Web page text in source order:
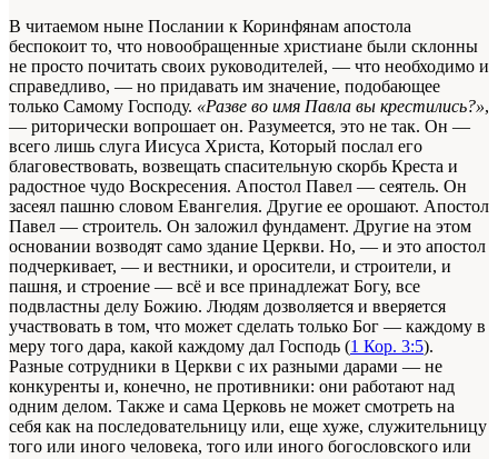
В читаемом ныне Послании к Коринфянам апостола
беспокоит то, что новообращенные христиане были склонны
не просто почитать своих руководителей, — что необходимо и
справедливо, — но придавать им значение, подобающее
только Самому Господу. «Разве во имя Павла вы крестились?»,
— риторически вопрошает он. Разумеется, это не так. Он —
всего лишь слуга Иисуса Христа, Который послал его
благовествовать, возвещать спасительную скорбь Креста и
радостное чудо Воскресения. Апостол Павел — сеятель. Он
засеял пашню словом Евангелия. Другие ее орошают. Апостол
Павел — строитель. Он заложил фундамент. Другие на этом
основании возводят само здание Церкви. Но, — и это апостол
подчеркивает, — и вестники, и оросители, и строители, и
пашня, и строение — всё и все принадлежат Богу, все
подвластны делу Божию. Людям дозволяется и вверяется
участвовать в том, что может сделать только Бог — каждому в
меру того дара, какой каждому дал Господь (1 Кор. 3:5).
Разные сотрудники в Церкви с их разными дарами — не
конкуренты и, конечно, не противники: они работают над
одним делом. Также и сама Церковь не может смотреть на
себя как на последовательницу или, еще хуже, служительницу
того или иного человека, того или иного богословского или